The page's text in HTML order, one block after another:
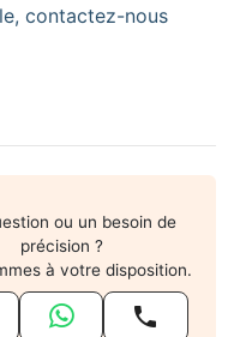
contactez-nous
ou un besoin de
précision ?
à votre disposition.
